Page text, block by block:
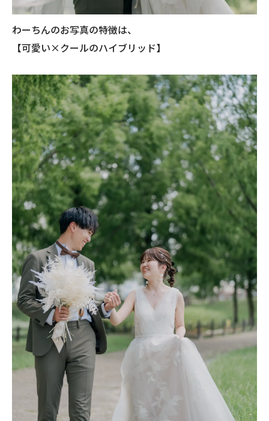
わーちんのお写真の特徴は、
【可愛い×クールのハイブリッド】